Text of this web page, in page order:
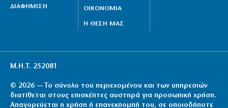
ΔΙΑΦΗΜΙΣΗ
ΟΙΚΟΝΟΜΙΑ
Η ΘΕΣΗ ΜΑΣ
Μ.Η.Τ. 252081
© 2026 — Το σύνολο του περιεχομένου και των υπηρεσιών
διατίθεται στους επισκέπτες αυστηρά για προσωπική χρήση.
Απαγορεύεται η χρήση ή επανεκπομπή του, σε οποιοδήποτε